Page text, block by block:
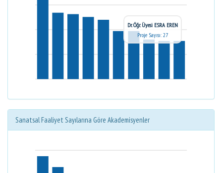
Dr. Öğr. Üyesi ESRA EREN
Proje Sayısı: 27
Sanatsal Faaliyet Sayılarına Göre Akademisyenler